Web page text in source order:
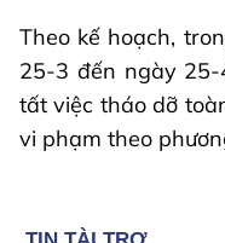
Theo kế hoạch,
25-3 đến ngày 25-
tất việc tháo dỡ
vi phạm theo